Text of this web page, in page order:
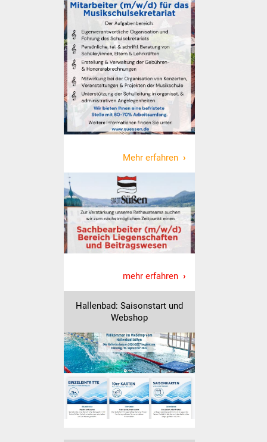
Formulare
Bürgerinfos
Bildung
Schulen
Kindergärten
Kolping-Musikschule
Volkshochschule
Soziale Einrichtungen
Kirchen
Lokale Agenda
Jugendhaus
Kinder- und
Familienzentrum
Stadtwerke
Mehr erfahren
mehr erfahren
Hallenbad: Saisonstart und
Webshop